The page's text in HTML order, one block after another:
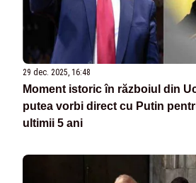
29 dec. 2025, 16:48
Moment istoric în războiul din
putea vorbi direct cu Putin
ultimii 5 ani